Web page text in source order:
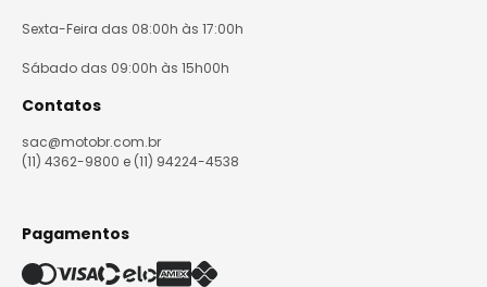
Sexta-Feira das 08:00h às 17:00h
Sábado das 09:00h às 15h00h
Contatos
sac@motobr.com.br
(11) 4362-9800 e (11) 94224-4538
Pagamentos